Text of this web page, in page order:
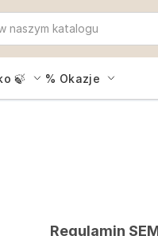
🍃 % Okazje
Regulamin